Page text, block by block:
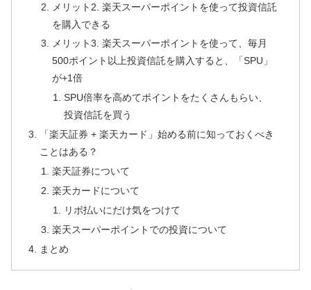
メリット2. 楽天スーパーポイントを使って投資信託
を購入できる
メリット3. 楽天スーパーポイントを使って、毎月
500ポイント以上投資信託を購入すると、「SPU」
が+1倍
SPU倍率を高めてポイントをたくさんもらい、
投資信託を買う
「楽天証券 + 楽天カード」始める前に知っておくべき
ことはある？
楽天証券について
楽天カードについて
リボ払いにだけ気をつけて
楽天スーパーポイントでの投資について
まとめ